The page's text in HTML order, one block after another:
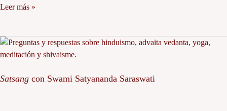
Leer más »
Satsang con Swami Satyananda Saraswati
Satsang
con
Satyananda